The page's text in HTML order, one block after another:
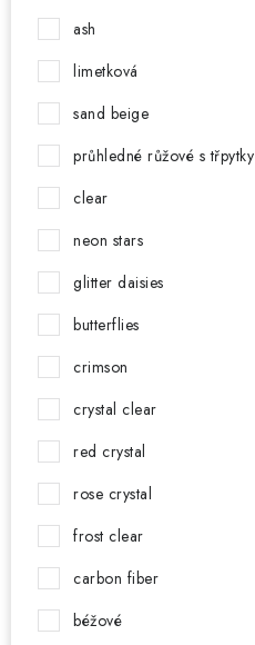
ash
limetková
sand beige
průhledné růžové s třpytky
clear
neon stars
glitter daisies
butterflies
crimson
crystal clear
red crystal
rose crystal
frost clear
carbon fiber
béžové